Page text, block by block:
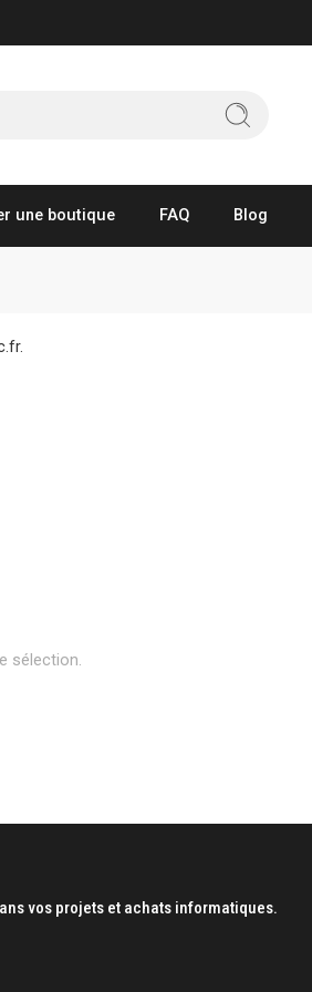
une boutique FAQ Blog
sélection.
vos projets et achats informatiques.